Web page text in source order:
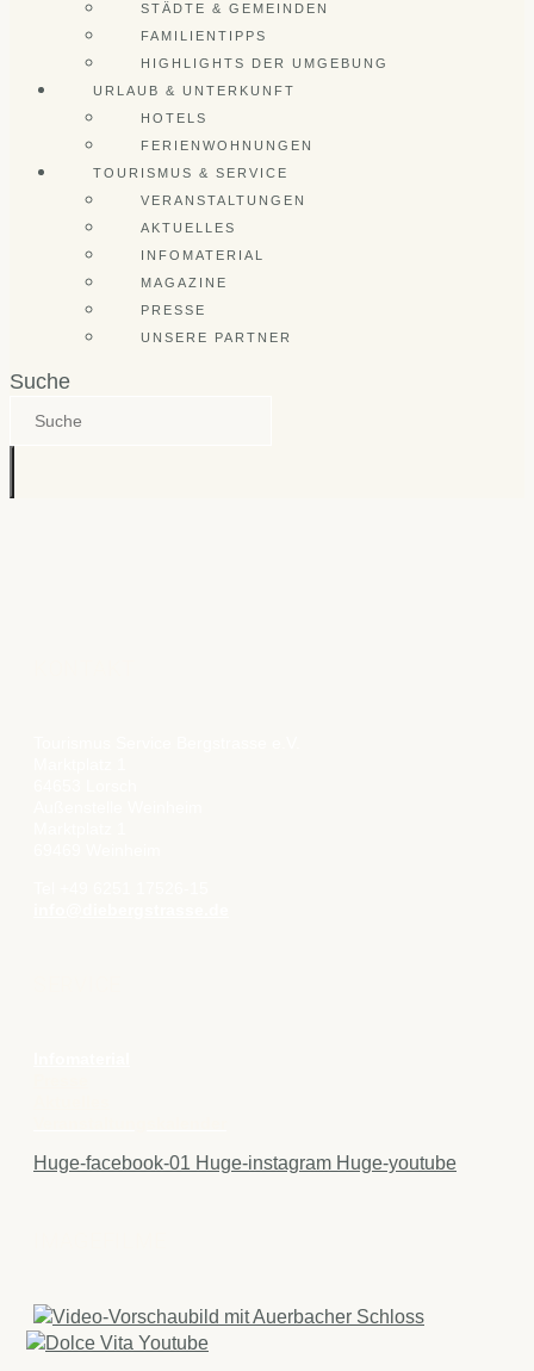
STÄDTE & GEMEINDEN
FAMILIENTIPPS
HIGHLIGHTS DER UMGEBUNG
URLAUB & UNTERKUNFT
HOTELS
FERIENWOHNUNGEN
TOURISMUS & SERVICE
VERANSTALTUNGEN
AKTUELLES
INFOMATERIAL
MAGAZINE
PRESSE
UNSERE PARTNER
Suche
Huge-facebook-01 Huge-instagram Huge-youtube